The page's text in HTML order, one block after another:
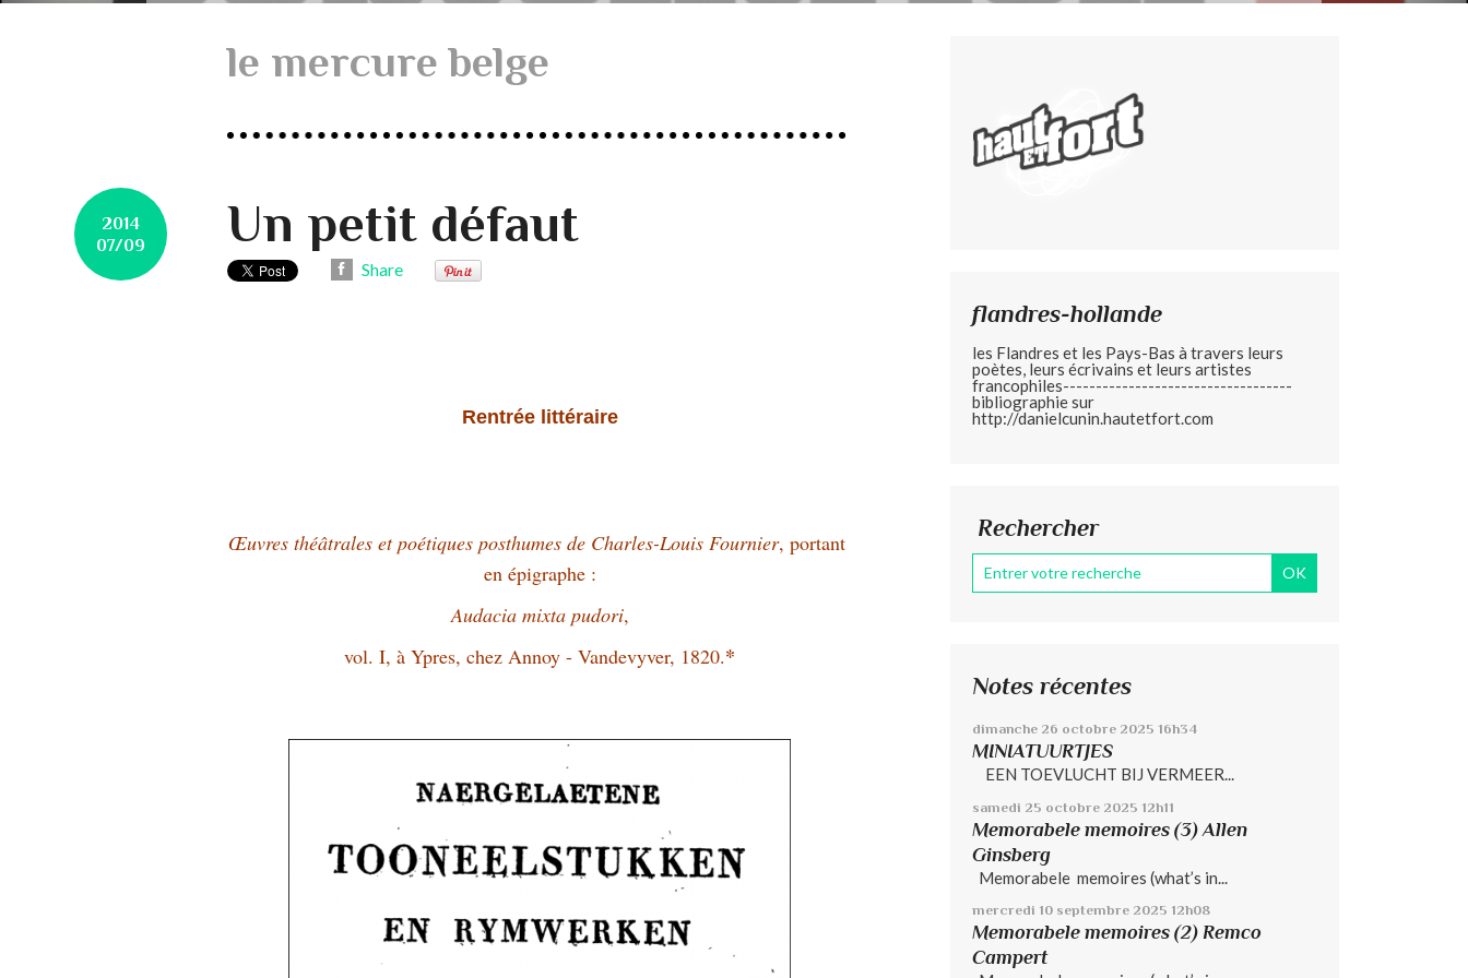
le mercure belge
2014
07/09
Un petit défaut
Share
Rentrée littéraire
Œuvres théâtrales et poétiques posthumes de Charles-Louis Fournier, portant
en épigraphe :
Audacia mixta pudori,
vol. I, à Ypres, chez Annoy - Vandevyver, 1820.*
flandres-hollande
les Flandres et les Pays-Bas à travers leurs
poètes, leurs écrivains et leurs artistes
francophiles-----------------------------------
bibliographie sur
http://danielcunin.hautetfort.com
Rechercher
Notes récentes
dimanche 26 octobre 2025 16h34
MINIATUURTJES
EEN TOEVLUCHT BIJ VERMEER...
samedi 25 octobre 2025 12h11
Memorabele memoires (3) Allen
Ginsberg
Memorabele memoires (what’s in...
mercredi 10 septembre 2025 12h08
Memorabele memoires (2) Remco
Campert